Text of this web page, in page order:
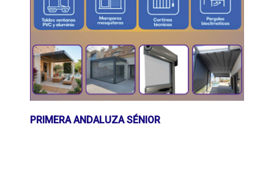
PRIMERA ANDALUZA SÉNIOR